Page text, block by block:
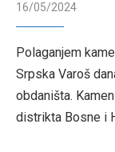
16/05/2024
Polaganjem
Srpska Varoš
obdaništa.
distrikta Bosne i